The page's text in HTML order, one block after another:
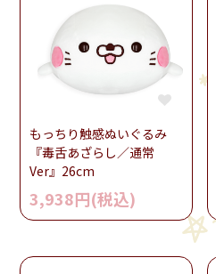
もっちり触感ぬいぐるみ
『毒舌あざらし／通常
Ver』26cm
3,938円(税込)